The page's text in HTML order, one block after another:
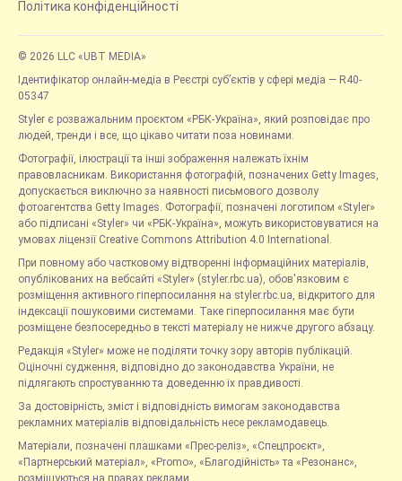
Політика конфіденційності
© 2026 LLC «UBT MEDIA»
Ідентифікатор онлайн-медіа в Реєстрі суб’єктів у сфері медіа — R40-
05347
Styler є розважальним проєктом «РБК-Україна», який розповідає про
людей, тренди і все, що цікаво читати поза новинами.
Фотографії, ілюстрації та інші зображення належать їхнім
правовласникам. Використання фотографій, позначених Getty Images,
допускається виключно за наявності письмового дозволу
фотоагентства Getty Images. Фотографії, позначені логотипом «Styler»
або підписані «Styler» чи «РБК-Україна», можуть використовуватися на
умовах ліцензії Creative Commons Attribution 4.0 International.
При повному або частковому відтворенні інформаційних матеріалів,
опублікованих на вебсайті «Styler» (styler.rbc.ua), обов'язковим є
розміщення активного гіперпосилання на styler.rbc.ua, відкритого для
індексації пошуковими системами. Таке гіперпосилання має бути
розміщене безпосередньо в тексті матеріалу не нижче другого абзацу.
Редакція «Styler» може не поділяти точку зору авторів публікацій.
Оціночні судження, відповідно до законодавства України, не
підлягають спростуванню та доведенню їх правдивості.
За достовірність, зміст і відповідність вимогам законодавства
рекламних матеріалів відповідальність несе рекламодавець.
Матеріали, позначені плашками «Прес-реліз», «Спецпроєкт»,
«Партнерський матеріал», «Promo», «Благодійність» та «Резонанс»,
розміщуються на правах реклами.